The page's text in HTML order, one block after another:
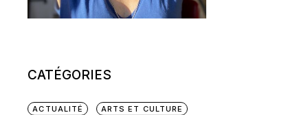
CATÉGORIES
ACTUALITÉ ARTS ET CULTURE